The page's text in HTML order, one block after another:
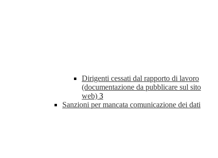
Dirigenti cessati dal rapporto di lavoro
(documentazione da pubblicare sul sito
web) 3
Sanzioni per mancata comunicazione dei dati